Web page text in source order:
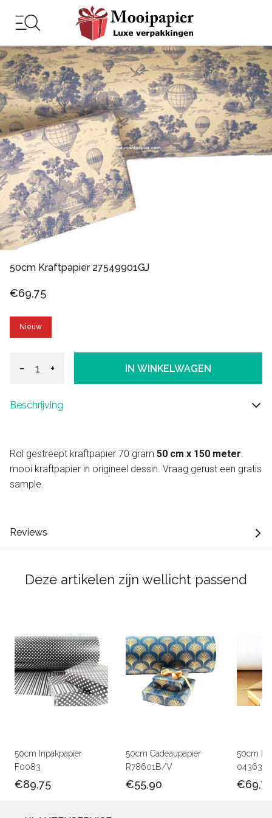
50cm Kraftpapier 27549901GJ
€69,75
Nieuw
− + IN WINKELWAGEN
Beschrijving
Rol gestreept kraftpapier 70 gram 50 cm x 150 meter.
mooi kraftpapier in origineel dessin. Vraag gerust een gratis
sample.
Reviews
Deze artikelen zijn wellicht passend
50cm Inpakpapier
F0083
€89,75
50cm Cadeaupapier
R78601B/V
€55,90
50cm